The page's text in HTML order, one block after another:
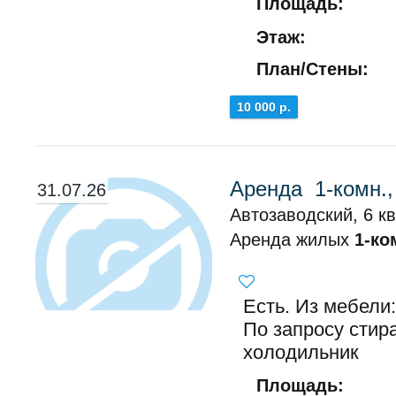
Этаж:
План/Стены:
10 000 р.
31.07.26 Аренда 1-комн.,
Автозаводский, 6
Аренда жилых 1-
Есть. Из
По запросу
холодильник
Площадь: